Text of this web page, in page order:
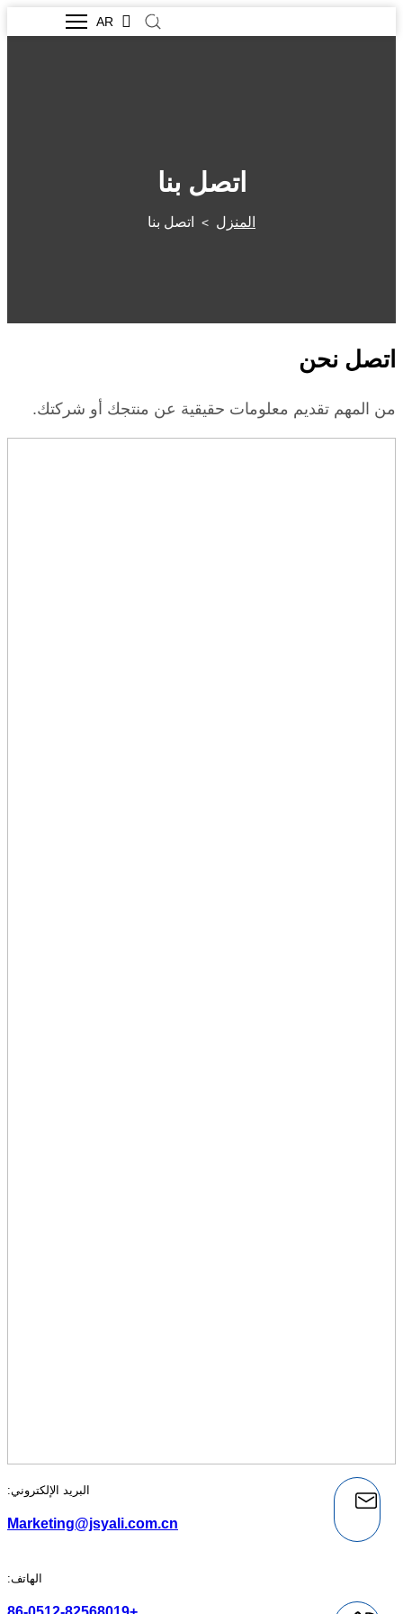
AR
اتصل بنا
المنزل > اتصل بنا
اتصل نحن
من المهم تقديم معلومات حقيقية عن منتجك أو شركتك.
البريد الإلكتروني:
Marketing@jsyali.com.cn
الهاتف: